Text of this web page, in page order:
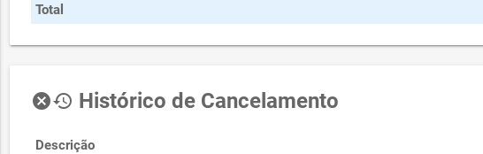
Total
cancelhistory Histórico de Cancelamento
Descrição